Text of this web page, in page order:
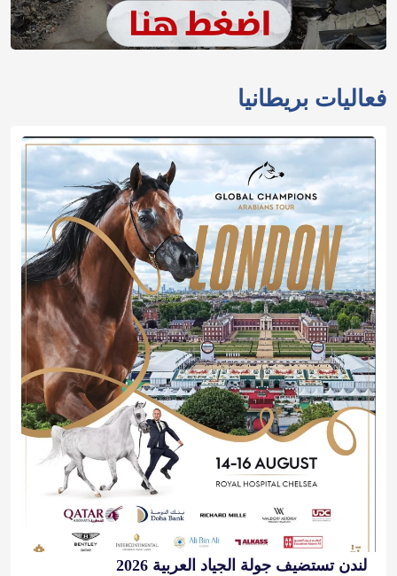
فعاليات بريطانيا
لندن تستضيف جولة الجياد العربية 2026